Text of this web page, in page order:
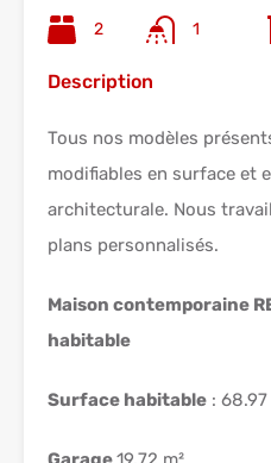
2 1
Description
Tous nos modèles
modifiables en surface et
architecturale. Nous
plans personnalisés.
Maison contemporaine
habitable
Surface habitable : 68.97